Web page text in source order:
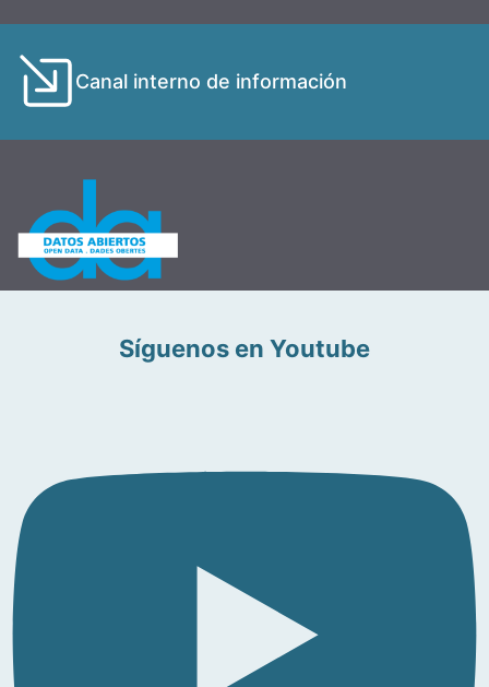
Canal interno de información
Síguenos en Youtube